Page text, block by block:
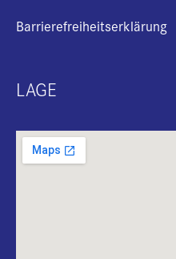
Barrierefreiheitserklärung
LAGE